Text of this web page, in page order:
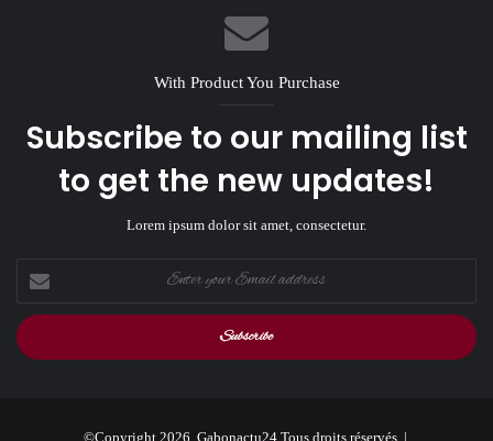
With Product You Purchase
Subscribe to our mailing list
to get the new updates!
Lorem ipsum dolor sit amet, consectetur.
your
Email
address
©Copyright 2026, Gabonactu24 Tous droits réservés |